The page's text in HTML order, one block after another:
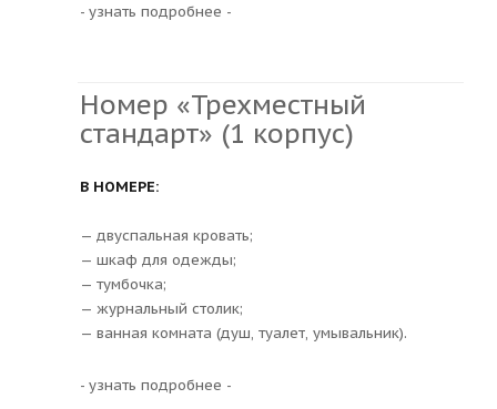
- узнать подробнее -
Номер «Трехместный
стандарт» (1 корпус)
В НОМЕРЕ:
— двуспальная кровать;
— шкаф для одежды;
— тумбочка;
— журнальный столик;
— ванная комната (душ, туалет, умывальник).
- узнать подробнее -